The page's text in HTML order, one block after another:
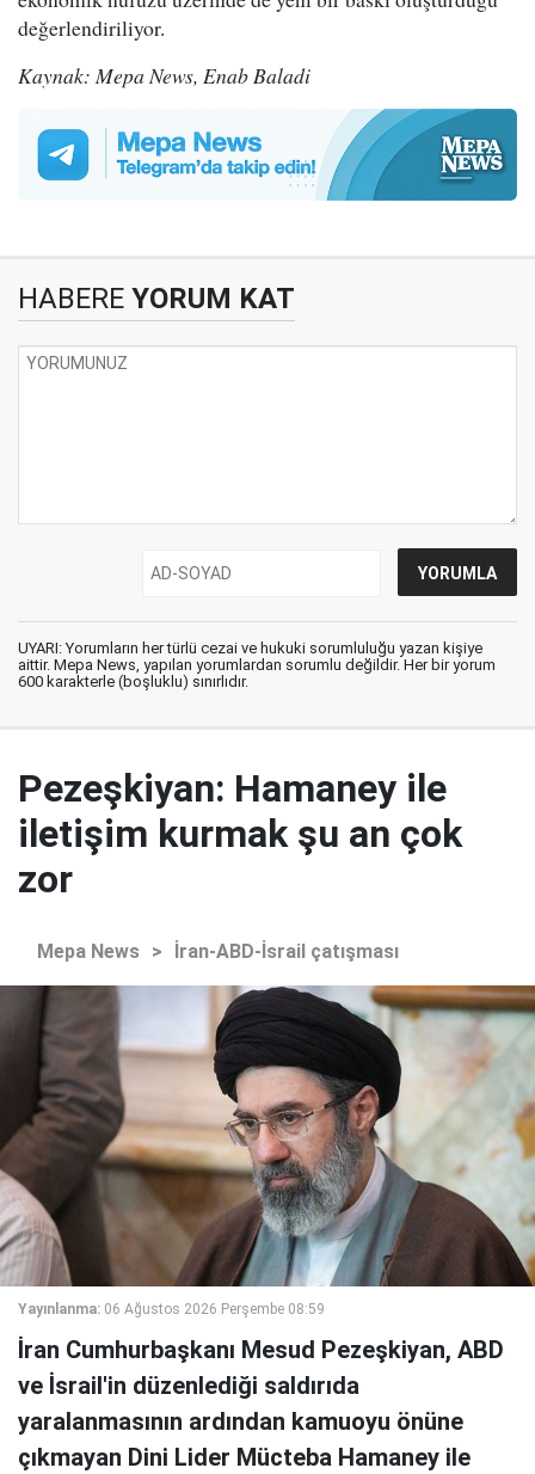
değerlendiriliyor.
Kaynak: Mepa News, Enab Baladi
HABERE YORUM KAT
UYARI: Yorumların her türlü cezai ve hukuki sorumluluğu yazan kişiye
aittir. Mepa News, yapılan yorumlardan sorumlu değildir. Her bir yorum
600 karakterle (boşluklu) sınırlıdır.
Pezeşkiyan: Hamaney ile
iletişim kurmak şu an çok
zor
Mepa News > İran-ABD-İsrail çatışması
Yayınlanma: 06 Ağustos 2026 Perşembe 08:59
İran Cumhurbaşkanı Mesud Pezeşkiyan, ABD
ve İsrail'in düzenlediği saldırıda
yaralanmasının ardından kamuoyu önüne
çıkmayan Dini Lider Mücteba Hamaney ile